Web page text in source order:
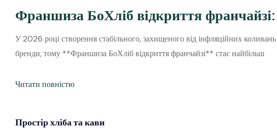
Франшиза БоХліб відкриття
У 2026 році створення стабільного, захищеного від інфляційних
бренди, тому **Франшиза БоХліб відкриття франчайзі** стає найбільш
Читати повністю
Простірхлібата кави